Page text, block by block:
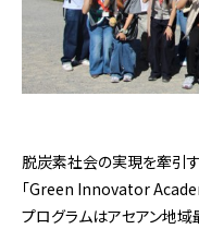
脱炭素社会の実現を牽引
「Green Innovator
プログラムはアセアン地